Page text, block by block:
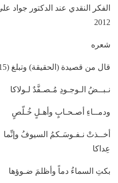
الفكر النقدي عند الدكتور جواد
2012
شعره
قال من قصيدة (الحقيقة) وتبلغ (15) بيتاً:
نـبــضُ الـوجـودِ مُـصـفَّدٌ لـولاكا
ودمــاءِ أصـحـابٍ وأهـلٍ خُـلّصٍ
أخــذتْ نـفـوسَـكمُ السيوفُ
عِداكا
بكتِ السماءُ دماً وأظلمَ